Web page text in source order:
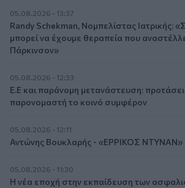
05.08.2026 - 13:37
Randy Schekman, Νομπελίστας Ιατρικής:
μπορεί να έχουμε θεραπεία που
Πάρκινσον»
05.08.2026 - 12:33
Ε.Ε και παράνομη μετανάστευση:
παρονομαστή το κοινό συμφέρον
05.08.2026 - 12:11
Αντώνης Βουκλαρής - «ΕΡΡΙΚΟΣ ΝΤΥΝΑΝ»
05.08.2026 - 11:30
Η νέα εποχή στην εκπαίδευση των